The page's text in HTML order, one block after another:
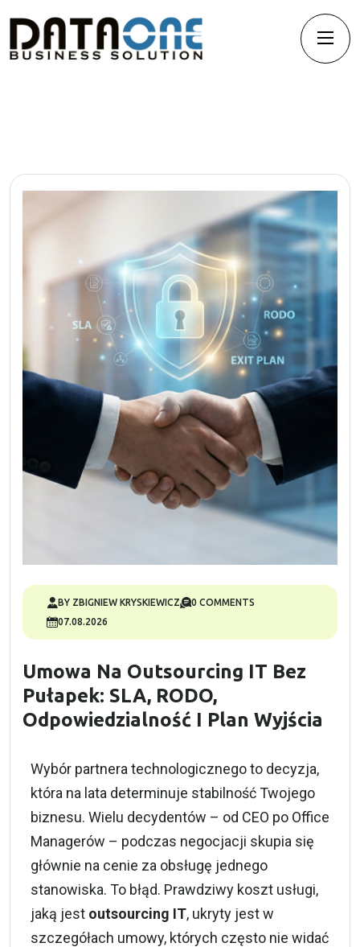
BY ZBIGNIEW KRYSKIEWICZ
0 COMMENTS
07.08.2026
Umowa Na Outsourcing IT Bez
Pułapek: SLA, RODO,
Odpowiedzialność I Plan Wyjścia
Wybór partnera technologicznego to decyzja,
która na lata determinuje stabilność Twojego
biznesu. Wielu decydentów – od CEO po Office
Managerów – podczas negocjacji skupia się
głównie na cenie za obsługę jednego
stanowiska. To błąd. Prawdziwy koszt usługi,
jaką jest outsourcing IT, ukryty jest w
szczegółach umowy, których często nie widać